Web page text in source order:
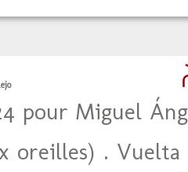
pour Miguel
oreilles) . Vuelta